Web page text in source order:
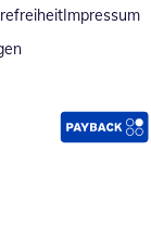
Impressum